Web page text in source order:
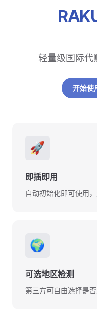
轻量级国际
开始使
🚀
即插即用
自动初始化即可使用
🌍
可选地区检测
第三方可自由选择是